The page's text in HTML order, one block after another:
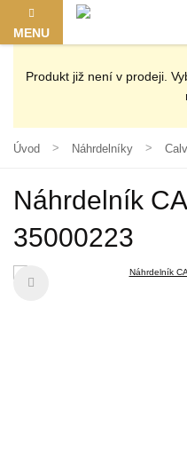
MENU
Produkt již není v prodeji.
Úvod Náhrdelníky
Náhrdelník
35000223